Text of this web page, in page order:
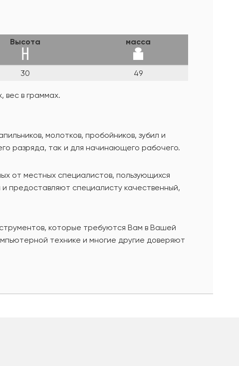
Высота масса
30 49
вес в граммах.
молотков, пробойников, зубил и
разряда, так и для начинающего рабочего.
от местных специалистов, пользующихся
предоставляют специалисту качественный,
которые требуются Вам в Вашей
технике и многие другие доверяют